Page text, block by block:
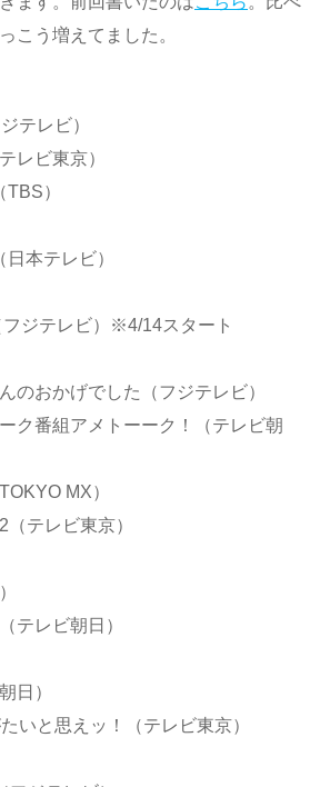
こう増えてました。
テレビ）
レビ東京）
TBS）
日本テレビ）
フジテレビ）※4/14スタート
のおかげでした（フジテレビ）
ク番組アメトーーク！（テレビ朝
MX）
（テレビ東京）
テレビ朝日）
日）
いと思えッ！（テレビ東京）